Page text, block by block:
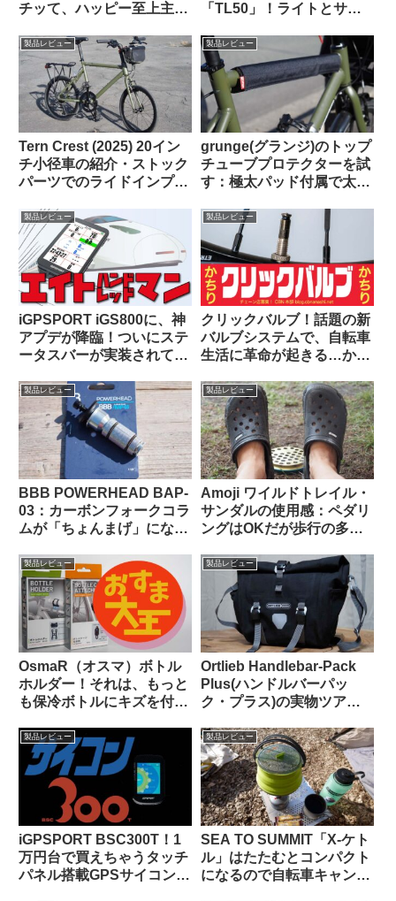
チッて、ハッピー至上主
「TL50」！ライトとサイ
揃えると、新しい扉が開く
かも！
製品レビュー
Tern Crest (2025) 20イン
チ小径車の紹介・ストック
パーツでのライドインプレ
い上質なミニベロ】
製品レビュー
grunge(グランジ)のトップ
チューブプロテクターを試
す：極太パッド付属で太め
【rin project製品との比較
製品レビュー
iGPSPORT iGS800に、神
アプデが降臨！ついにステ
ータスバーが実装されて俺
製品レビュー
クリックバルブ！話題の新
バルブシステムで、自転車
生活に革命が起きる…か
製品レビュー
BBB POWERHEAD BAP-
03：カーボンフォークコラ
ムが「ちょんまげ」になっ
た【ロングタイプのプレッ
シャープラグ】
製品レビュー
Amoji ワイルドトレイル・
サンダルの使用感：ペダリ
ングはOKだが歩行の多い
CROCSの快適さに及ばず
製品レビュー
OsmaR（オスマ）ボトル
ホルダー！それは、もっと
も保冷ボトルにキズを付け
ダー（のはず）！！
製品レビュー
Ortlieb Handlebar-Pack
Plus(ハンドルバーパッ
ク・プラス)の実物ツア
みよう
製品レビュー
iGPSPORT BSC300T！1
万円台で買えちゃうタッチ
パネル搭載GPSサイコンっ
製品レビュー
SEA TO SUMMIT「X-ケト
ル」はたたむとコンパクト
になるので自転車キャンツ